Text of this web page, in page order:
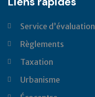
Service d’évaluation
Règlements
Taxation
Urbanisme